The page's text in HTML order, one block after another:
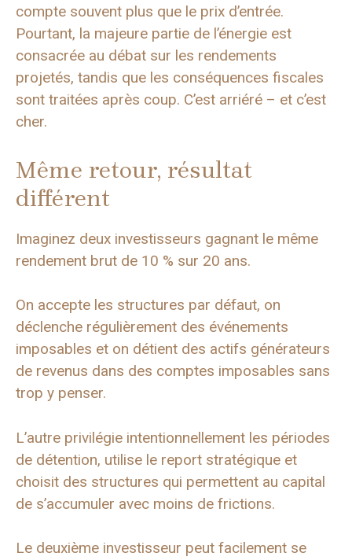
compte souvent plus que le prix d’entrée.
Pourtant, la majeure partie de l’énergie est
consacrée au débat sur les rendements
projetés, tandis que les conséquences fiscales
sont traitées après coup. C’est arriéré – et c’est
cher.
Même retour, résultat
différent
Imaginez deux investisseurs gagnant le même
rendement brut de 10 % sur 20 ans.
On accepte les structures par défaut, on
déclenche régulièrement des événements
imposables et on détient des actifs générateurs
de revenus dans des comptes imposables sans
trop y penser.
L’autre privilégie intentionnellement les périodes
de détention, utilise le report stratégique et
choisit des structures qui permettent au capital
de s’accumuler avec moins de frictions.
Le deuxième investisseur peut facilement se